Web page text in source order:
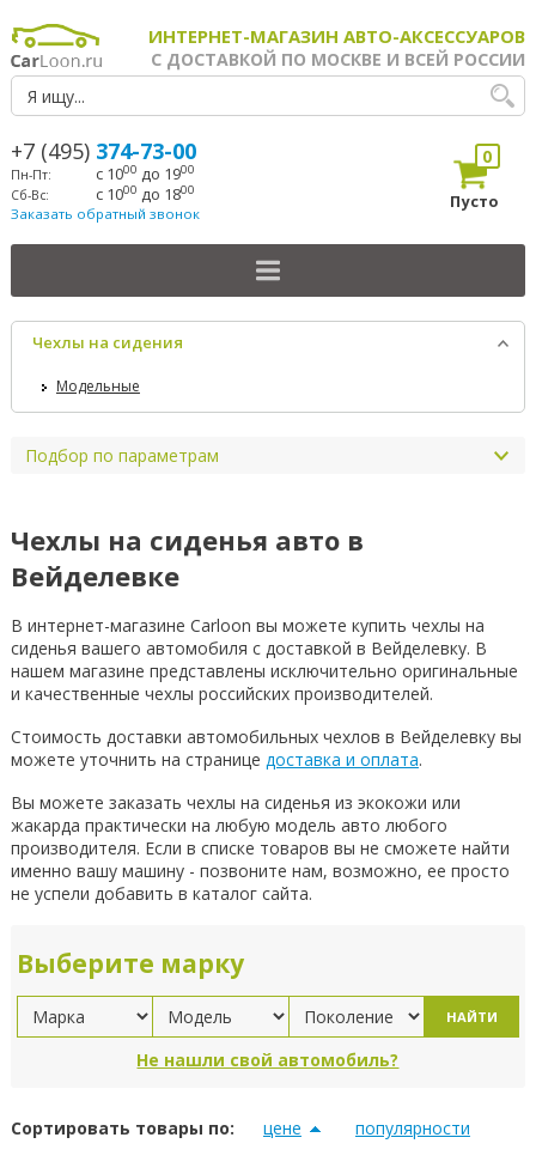
ИНТЕРНЕТ-МАГАЗИН АВТО-АКСЕССУАРОВ
С ДОСТАВКОЙ ПО МОСКВЕ И ВСЕЙ РОССИИ
+7 (495) 374-73-00
Пн-Пт: с 1000 до 1900
Сб-Вс: с 1000 до 1800
Заказать обратный звонок
0
Пусто
Чехлы на сидения
Модельные
Подбор по параметрам
Чехлы на сиденья авто в
Вейделевке
В интернет-магазине Carloon вы можете купить чехлы на
сиденья вашего автомобиля с доставкой в Вейделевку. В
нашем магазине представлены исключительно оригинальные
и качественные чехлы российских производителей.
Стоимость доставки автомобильных чехлов в Вейделевку вы
можете уточнить на странице доставка и оплата.
Вы можете заказать чехлы на сиденья из экокожи или
жакарда практически на любую модель авто любого
производителя. Если в списке товаров вы не сможете найти
именно вашу машину - позвоните нам, возможно, ее просто
не успели добавить в каталог сайта.
Выберите марку
НАЙТИ
Не нашли свой автомобиль?
Сортировать товары по: цене популярности